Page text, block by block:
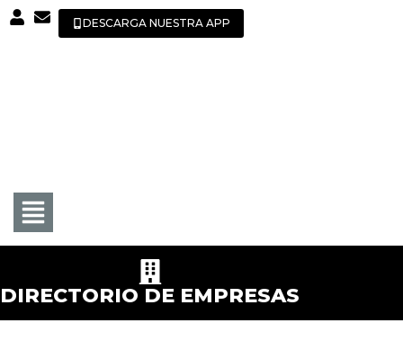
DESCARGA NUESTRA APP
DIRECTORIO DE EMPRESAS